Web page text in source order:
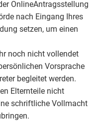
OnlineAntragsstellung
nach Eingang Ihres
setzen, um einen
noch nicht vollendet
Vorsprache
begleitet werden.
Elternteile nicht
schriftliche Vollmacht